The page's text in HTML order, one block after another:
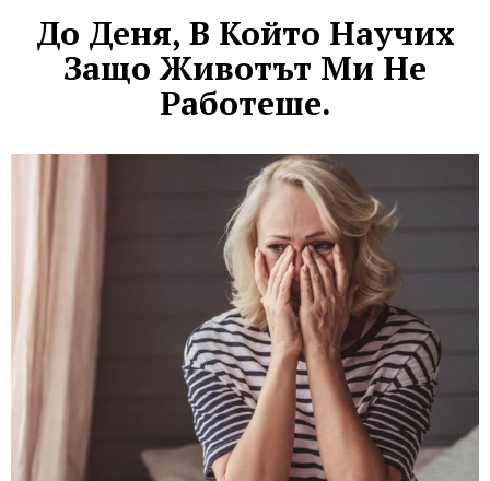
До Деня, В Който Научих
Защо Животът Ми Не
Работеше.